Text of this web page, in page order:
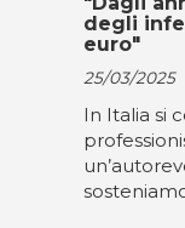
degli
euro"
25/03/2025
In Italia si